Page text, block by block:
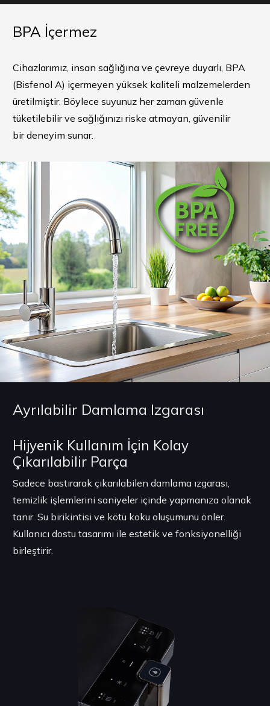
BPA İçermez
Cihazlarımız, insan sağlığına ve çevreye duyarlı, BPA
(Bisfenol A) içermeyen yüksek kaliteli malzemelerden
üretilmiştir. Böylece suyunuz her zaman güvenle
tüketilebilir ve sağlığınızı riske atmayan, güvenilir
bir deneyim sunar.
Ayrılabilir Damlama Izgarası
Hijyenik Kullanım İçin Kolay
Çıkarılabilir Parça
Sadece bastırarak çıkarılabilen damlama ızgarası,
temizlik işlemlerini saniyeler içinde yapmanıza olanak
tanır. Su birikintisi ve kötü koku oluşumunu önler.
Kullanıcı dostu tasarımı ile estetik ve fonksiyonelliği
birleştirir.